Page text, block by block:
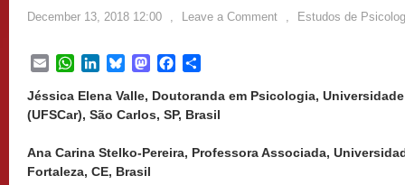
December 13, 2018 12:00 , Leave a Comment , Estudos de
EmailWhatsApp
LinkedInBlueskyMastodonFacebook
Jéssica Elena Valle, Doutoranda em Psicologia,
(UFSCar), São Carlos, SP, Brasil
Ana Carina Stelko-Pereira, Professora Associada,
Fortaleza, CE, Brasil